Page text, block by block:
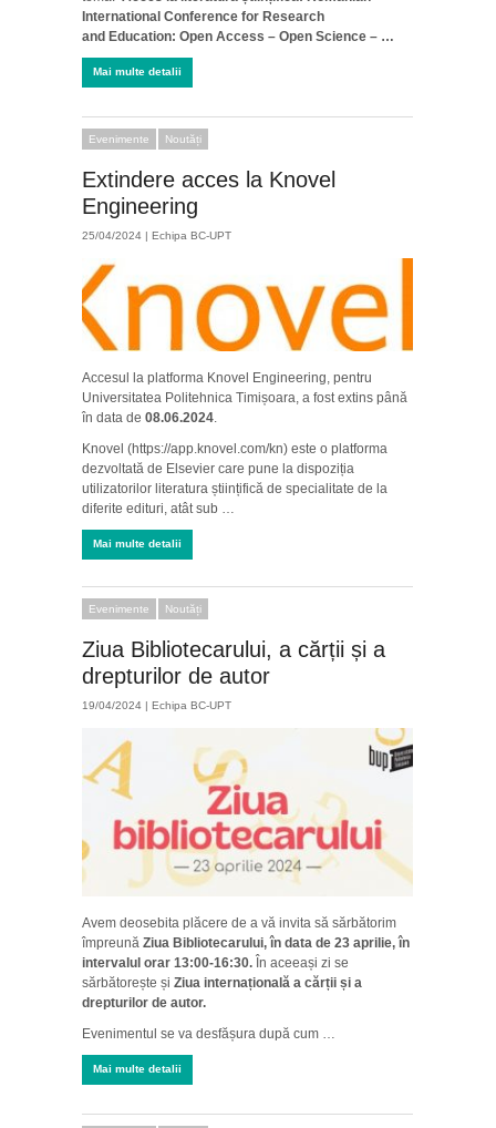
International Conference for Research
and Education: Open Access – Open Science – …
Mai multe detalii
Evenimente Noutăți
Extindere acces la Knovel
Engineering
25/04/2024 | Echipa BC-UPT
Accesul la platforma Knovel Engineering, pentru
Universitatea Politehnica Timișoara, a fost extins până
în data de 08.06.2024
Knovel (https://app.knovel.com/kn) este o platforma
dezvoltată de Elsevier care pune la dispoziția
utilizatorilor literatura științifică de specialitate de la
diferite edituri, atât sub …
Mai multe detalii
Evenimente Noutăți
Ziua Bibliotecarului, a cărții și a
drepturilor de autor
19/04/2024 | Echipa BC-UPT
Avem deosebita plăcere de a vă invita să sărbătorim
împreună Ziua Bibliotecarului, în data de 23 aprilie,în
intervalul orar 13:00-16:30. În aceeași zi se
sărbătorește și Ziua internațională a cărții și a
drepturilor de autor.
Evenimentul se va desfășura după cum …
Mai multe detalii